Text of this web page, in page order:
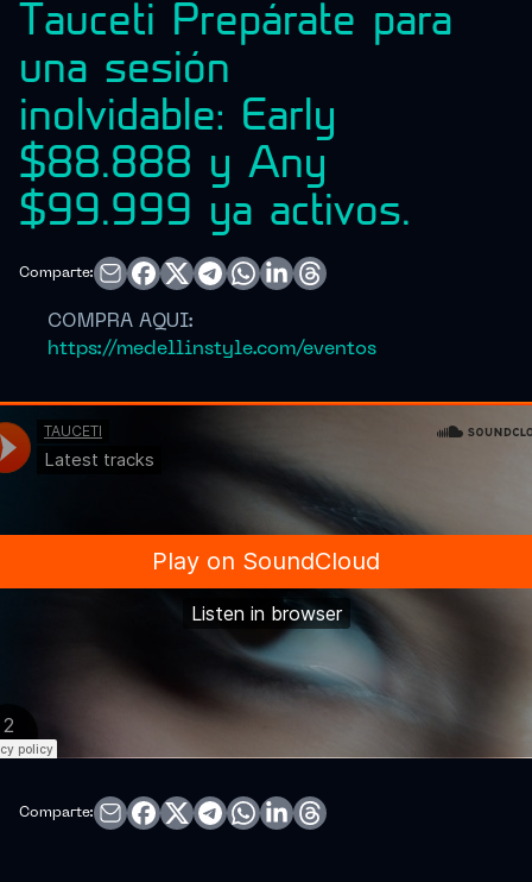
Tauceti Prepárate para
una sesión
inolvidable: Early
$88.888 y Any
$99.999 ya activos.
Comparte:
COMPRA AQUI:
https://medellinstyle.com/eventos
Comparte: